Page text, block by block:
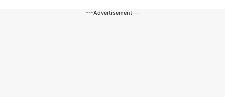
---Advertisement---